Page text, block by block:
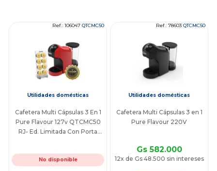
Ref.: 106047 QTCMC50
Utilidades domésticas
Cafetera Multi Cápsulas 3 En 1
Pure Flavour 127v QTCMC50
RJ- Ed. Limitada Con Porta
No disponible
Ref.: 78603 QTCMC50
Utilidades domésticas
Cafetera Multi Cápsulas 3 en 1
Pure Flavour 220V
Gs 582.000
12x de Gs 48.500 sin intereses